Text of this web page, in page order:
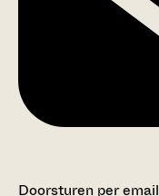
Doorsturen per email